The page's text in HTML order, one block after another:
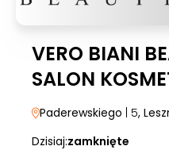
VERO BIANI
SALON
Paderewskiego | 5,
Dzisiaj:zamknięte